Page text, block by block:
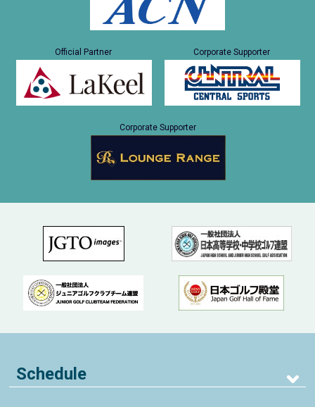
Official Partner Corporate Supporter
Corporate Supporter
Schedule